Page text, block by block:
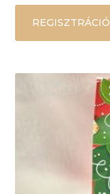
REGISZTRÁCIÓ